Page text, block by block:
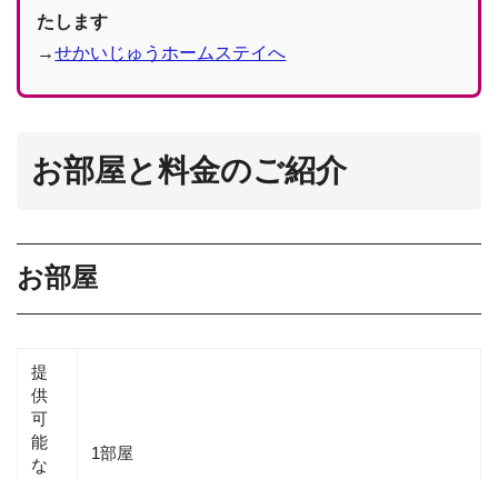
たします
→せかいじゅうホームステイへ
お部屋と料金のご紹介
お部屋
提
供
可
能
な
1部屋